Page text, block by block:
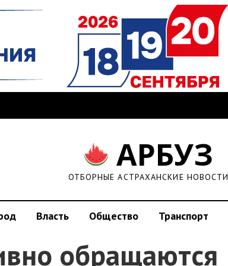
АРБУЗ
ОТБОРНЫЕ АСТРАХАНСКИЕ НОВОСТИ
Власть Общество Транспорт
обращаются